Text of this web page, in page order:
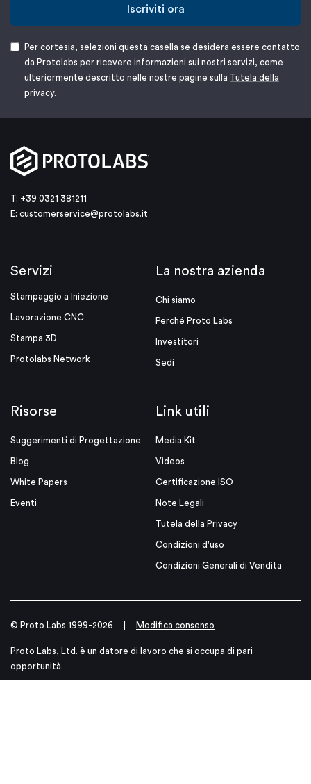
Iscriviti ora
Per cortesia, selezioni questa casella se desidera essere contatto
da Protolabs per ricevere informazioni sui nostri servizi, come
ulteriormente descritto nelle nostre pagine sulla Tutela della
privacy.
T: +39 0321 381211
E: customerservice@protolabs.it
Servizi
Stampaggio a Iniezione
Lavorazione CNC
Stampa 3D
Protolabs Network
La nostra azienda
Chi siamo
Perché Proto Labs
Investitori
Sedi
Risorse
Suggerimenti di Progettazione
Blog
White Papers
Eventi
Link utili
Media Kit
Videos
Certificazione ISO
Note Legali
Tutela della Privacy
Condizioni d'uso
Condizioni Generali di Vendita
© Proto Labs 1999-2026 Modifica consenso
Proto Labs, Ltd. è un datore di lavoro che si occupa di pari
opportunità.